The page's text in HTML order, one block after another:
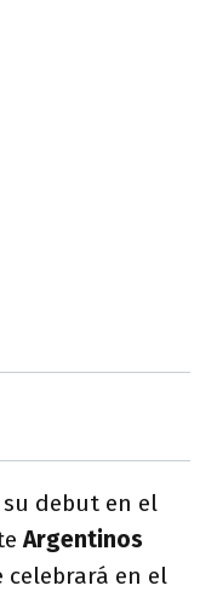
debut en el
Argentinos
celebrará en el